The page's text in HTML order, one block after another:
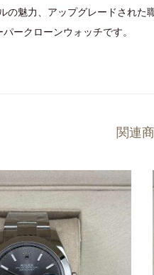
の魅力、アップグレードされ
ークローンウォッチです。
関連